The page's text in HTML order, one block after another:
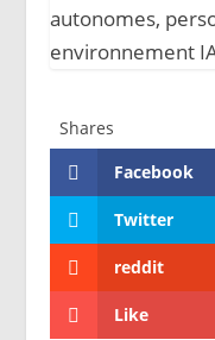
autonomes,
environnement
Shares
Facebook
Twitter
reddit
Like